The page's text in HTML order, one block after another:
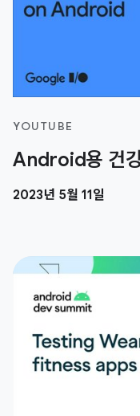
YOUTUBE
Android용 건
2023년 5월 11일